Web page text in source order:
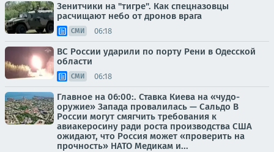
Зенитчики на "тигре". Как спецназовцы
расчищают небо от дронов врага
СМИ 06:18
ВС России ударили по порту Рени в Одесской
области
СМИ 06:18
Главное на 06:00:. Ставка Киева на «чудо-
оружие» Запада провалилась — Сальдо В
России могут смягчить требования к
авиакеросину ради роста производства США
ожидают, что Россия может «проверить на
прочность» НАТО Медикам и...